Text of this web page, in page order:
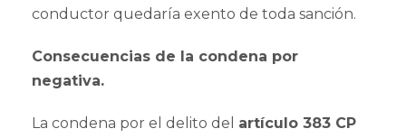
conductor quedaría exento de toda sanción.
Consecuencias de la condena por
negativa.
La condena por el delito del artículo 383 CP